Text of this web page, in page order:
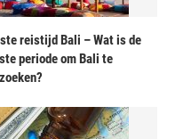
reistijd Bali – Wat is de
periode om Bali te